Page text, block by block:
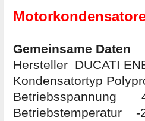
Gemeinsame Daten
Hersteller DUCATI
Kondensatortyp
Betriebsspannung
Betriebstemperatur -